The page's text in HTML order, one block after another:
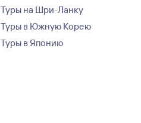
Туры на Шри-Ланку
Туры в Южную Корею
Туры в Японию